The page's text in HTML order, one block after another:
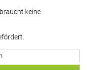
keine